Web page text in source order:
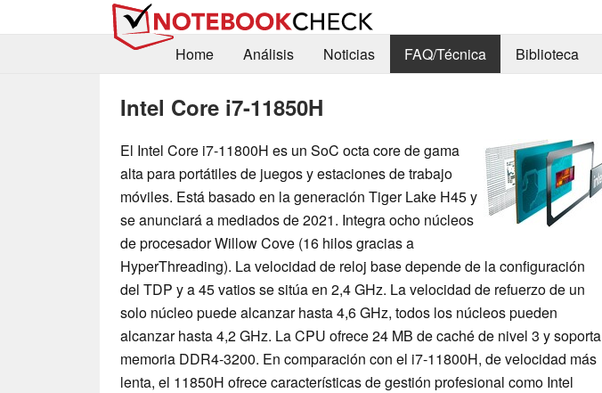
Home
Análisis Noticias FAQ/Técnica Biblioteca
Intel Core i7-11850H
El Intel Core i7-11800H es un SoC octa core de gama
alta para portátiles de juegos y estaciones de trabajo
móviles. Está basado en la generación Tiger Lake H45 y
se anunciará a mediados de 2021. Integra ocho núcleos
de procesador Willow Cove (16 hilos gracias a
HyperThreading). La velocidad de reloj base depende de la configuración
del TDP y a 45 vatios se sitúa en 2,4 GHz. La velocidad de refuerzo de un
solo núcleo puede alcanzar hasta 4,6 GHz, todos los núcleos pueden
alcanzar hasta 4,2 GHz. La CPU ofrece 24 MB de caché de nivel 3 y soporta
memoria DDR4-3200. En comparación con el i7-11800H, de velocidad más
lenta, el 11850H ofrece características de gestión profesional como Intel